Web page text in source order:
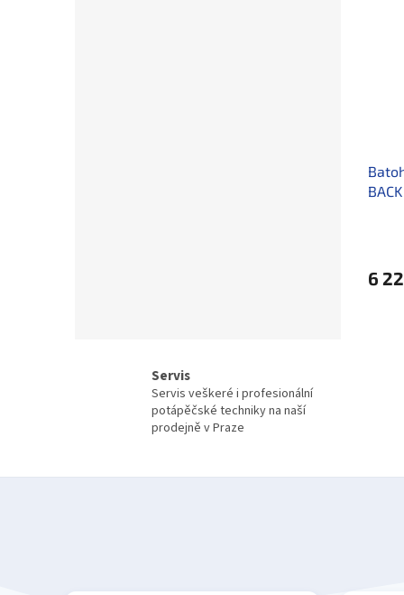
6
Servis
Servis veškeré i profesionální
potápěčské techniky na naší
prodejně v Praze